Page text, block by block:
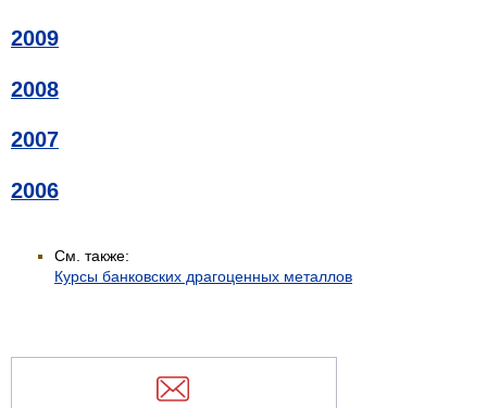
2009
2008
2007
2006
См. также:
Курсы банковских драгоценных металлов